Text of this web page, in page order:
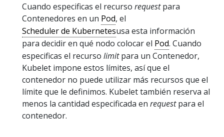
Cuando especificas el recurso requestpara
Contenedores en un Pod, el
Scheduler de Kubernetesusa esta información
para decidir en qué nodo colocar el Pod. Cuando
especificas el recurso limitpara un Contenedor,
Kubelet impone estos límites, así que el
contenedor no puede utilizar más recursos que el
límite que le definimos. Kubelet también reserva al
menos la cantidad especificada en requestpara el
contenedor.